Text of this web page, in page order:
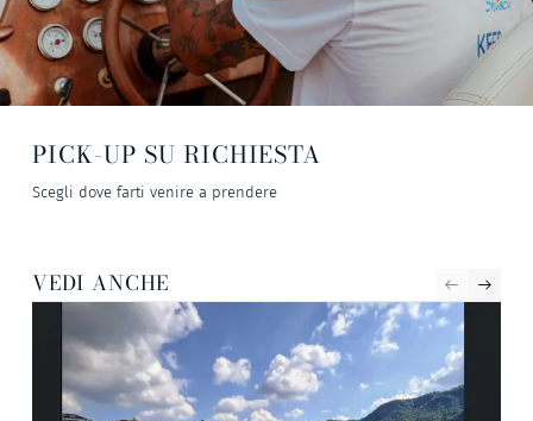
PICK-UP SU RICHIESTA
Scegli dove farti venire a prendere
VEDI ANCHE